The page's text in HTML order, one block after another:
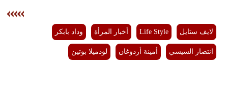
لايف ستايل Life Style أخبار المرأة وداد بابكر
انتصار السيسي أمينة أردوغان لودميلا بوتين